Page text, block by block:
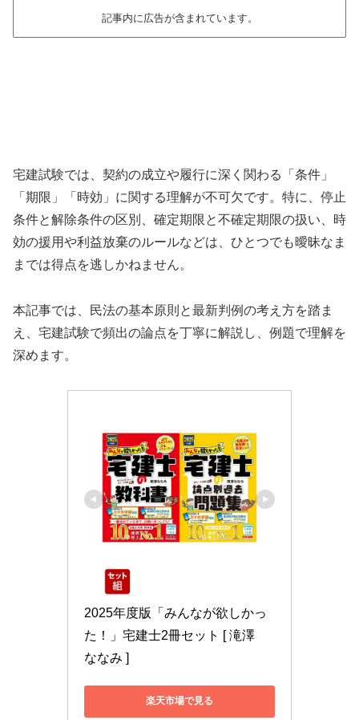
記事内に広告が含まれています。
宅建試験では、契約の成立や履行に深く関わる「条件」
「期限」「時効」に関する理解が不可欠です。特に、停止
条件と解除条件の区別、確定期限と不確定期限の扱い、時
効の援用や利益放棄のルールなどは、ひとつでも曖昧なま
までは得点を逃しかねません。
本記事では、民法の基本原則と最新判例の考え方を踏ま
え、宅建試験で頻出の論点を丁寧に解説し、例題で理解を
深めます。
2025年度版「みんなが欲しかっ
た！」宅建士2冊セット [ 滝澤
ななみ ]
楽天市場で見る